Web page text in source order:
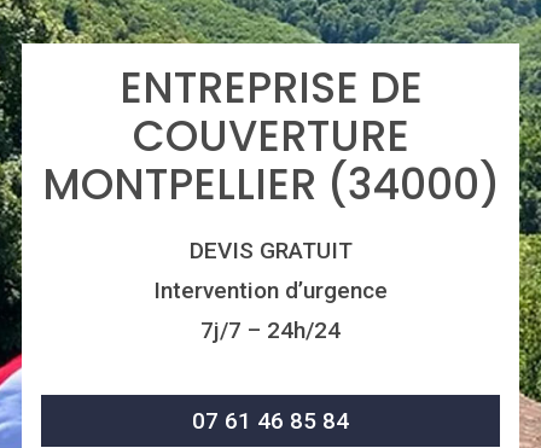
ENTREPRISE DE
COUVERTURE
MONTPELLIER (34000)
DEVIS GRATUIT
Intervention d’urgence
7j/7 – 24h/24
07 61 46 85 84